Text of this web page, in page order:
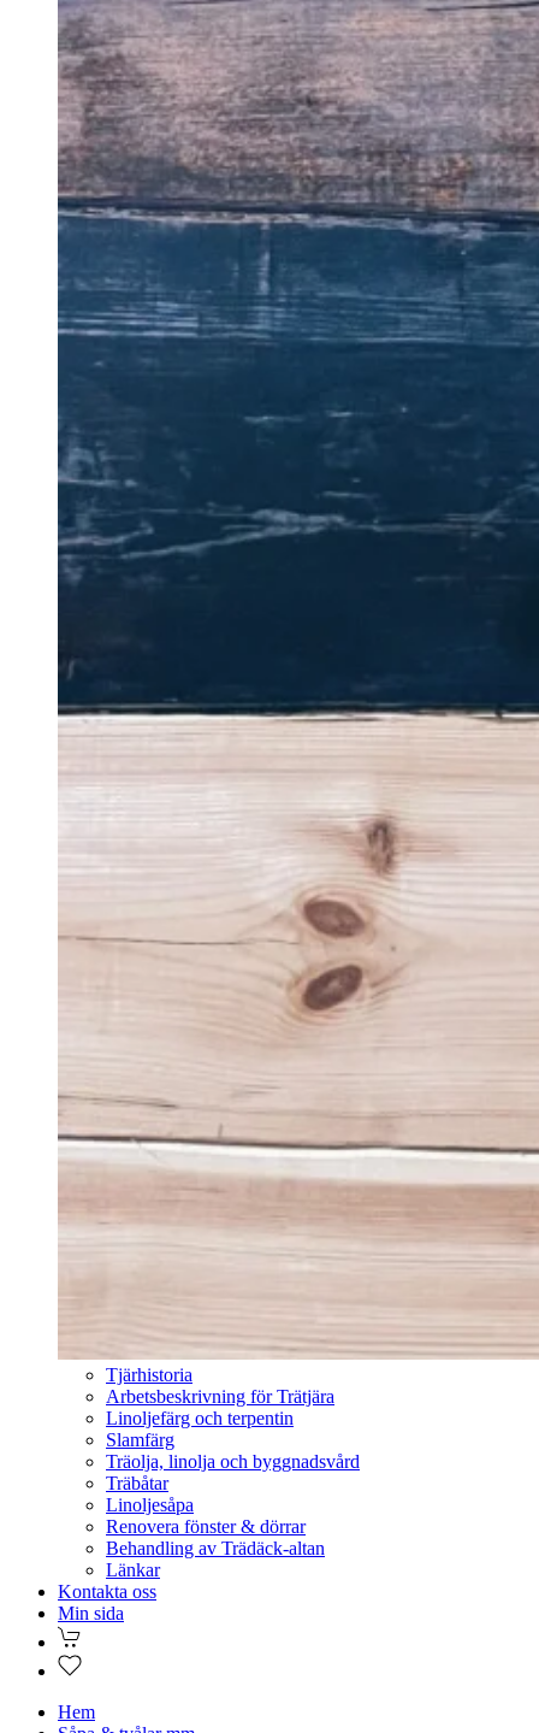
Tjärhistoria
Arbetsbeskrivning för Trätjära
Linoljefärg och terpentin
Slamfärg
Träolja, linolja och byggnadsvård
Träbåtar
Linoljesåpa
Renovera fönster & dörrar
Behandling av Trädäck-altan
Länkar
Kontakta oss
Min sida
Hem